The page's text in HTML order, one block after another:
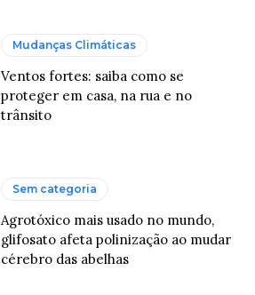
Mudanças Climáticas
Ventos fortes: saiba como se
proteger em casa, na rua e no
trânsito
Sem categoria
Agrotóxico mais usado no mundo,
glifosato afeta polinização ao mudar
cérebro das abelhas